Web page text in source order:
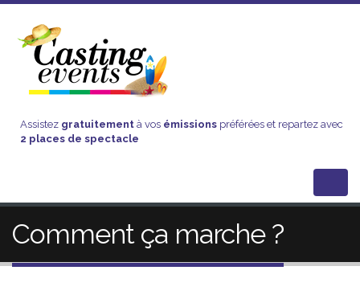
Assistez gratuitement à vos émissions préférées et repartez avec
2 places de spectacle
Comment ça marche ?